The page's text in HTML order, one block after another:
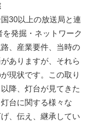
30以上の放送局と連
発掘・ネットワーク
、産業要件、当時の
ありますが、それら
現状です。この取り
降、灯台が見てきた
台に関する様々な
、伝え、継承してい